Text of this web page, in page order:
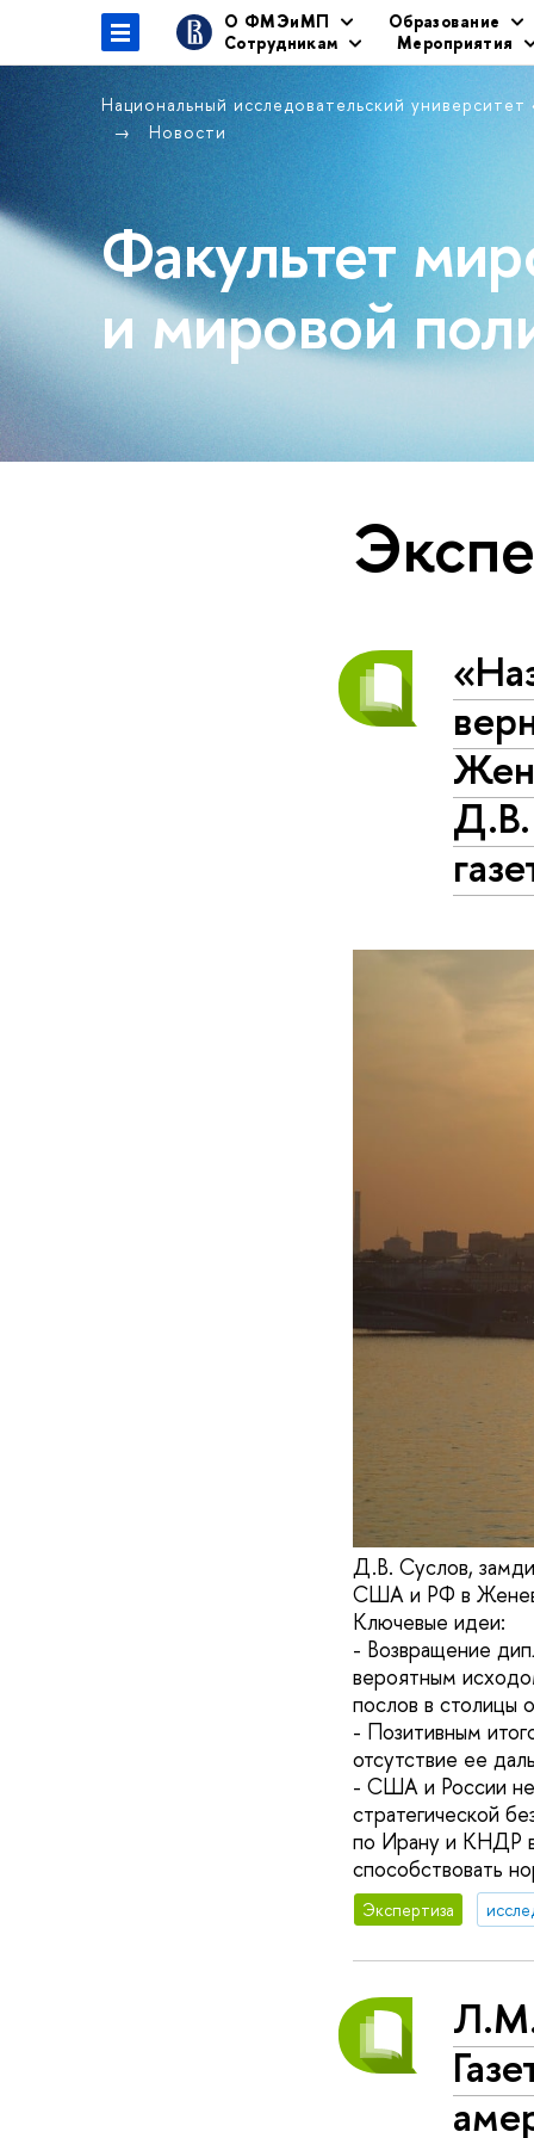
О ФМЭиМП
Образование
Сотрудникам
Мероприятия
Национальный исследовательский
Новости
Факультет
и мировой
Д.В.
Д.В. Суслов,
США и РФ в
Ключевые идеи:
- Возвращение
вероятным
послов в столицы
- Позитивным
отсутствие ее
- США и России
стратегической
по Ирану и КНДР
способствовать
Экспертиза